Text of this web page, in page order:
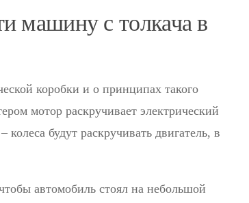
машину с толкача в
коробки и о принципах такого
мотор раскручивает электрический
колеса будут раскручивать двигатель, в
автомобиль стоял на небольшой